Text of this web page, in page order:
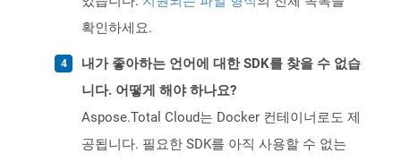
확인하세요.
내가 좋아하는 언어에 대한 SDK를 찾을 수 없습
니다. 어떻게 해야 하나요?
Aspose.Total Cloud는 Docker 컨테이너로도 제
공됩니다. 필요한 SDK를 아직 사용할 수 없는